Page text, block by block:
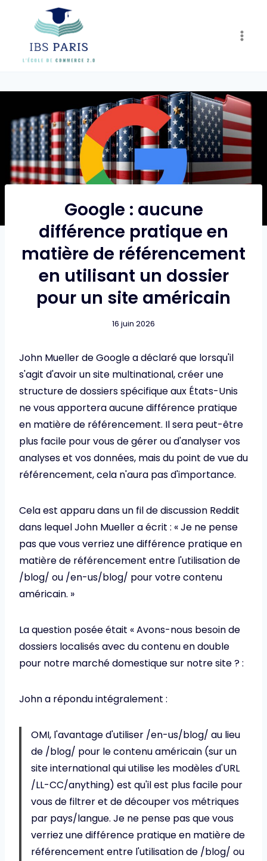
content
Google : aucune
différence pratique en
matière de référencement
en utilisant un dossier
pour un site américain
16 juin 2026
John Mueller de Google a déclaré que lorsqu'il
s'agit d'avoir un site multinational, créer une
structure de dossiers spécifique aux États-Unis
ne vous apportera aucune différence pratique
en matière de référencement. Il sera peut-être
plus facile pour vous de gérer ou d'analyser vos
analyses et vos données, mais du point de vue du
référencement, cela n'aura pas d'importance.
Cela est apparu dans un fil de discussion Reddit
dans lequel John Mueller a écrit : « Je ne pense
pas que vous verriez une différence pratique en
matière de référencement entre l'utilisation de
/blog/ ou /en-us/blog/ pour votre contenu
américain. »
La question posée était « Avons-nous besoin de
dossiers localisés avec du contenu en double
pour notre marché domestique sur notre site ? :
John a répondu intégralement :
OMI, l'avantage d'utiliser /en-us/blog/ au lieu
de /blog/ pour le contenu américain (sur un
site international qui utilise les modèles d'URL
/LL-CC/anything) est qu'il est plus facile pour
vous de filtrer et de découper vos métriques
par pays/langue. Je ne pense pas que vous
verriez une différence pratique en matière de
référencement entre l'utilisation de /blog/ ou